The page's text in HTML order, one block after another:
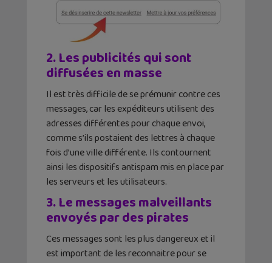
2. Les publicités qui sont
diffuséesen masse
Il est très difficile de se prémunir contre ces
messages, car les expéditeurs utilisent des
adresses différentes pour chaque envoi,
comme s’ils postaient des lettres à chaque
fois d’une ville différente. Ils contournent
ainsi les dispositifs antispam mis en place par
les serveurs et les utilisateurs.
3. Le messagesmalveillants
envoyés par despirates
Ces messages sont les plus dangereux et il
est important de les reconnaitre pour se